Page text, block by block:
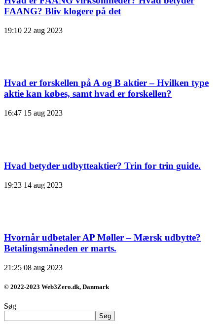
FAANG? Bliv klogere på det
19:10 22 aug 2023
Hvad er forskellen på A og B aktier – Hvilken type
aktie kan købes, samt hvad er forskellen?
16:47 15 aug 2023
Hvad betyder udbytteaktier? Trin for trin guide.
19:23 14 aug 2023
Hvornår udbetaler AP Møller – Mærsk udbytte?
Betalingsmåneden er marts.
21:25 08 aug 2023
© 2022-2023 Web3Zero.dk, Danmark
Søg
Søg